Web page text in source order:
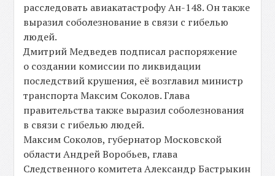
расследовать авиакатастрофу Ан-148. Он также
выразил соболезнование в связи с гибелью
людей.
Дмитрий Медведев подписал распоряжение
о создании комиссии по ликвидации
последствий крушения, её возглавил министр
транспорта Максим Соколов. Глава
правительства также выразил соболезнования
в связи с гибелью людей.
Максим Соколов, губернатор Московской
области Андрей Воробьев, глава
Следственного комитета Александр Бастрыкин